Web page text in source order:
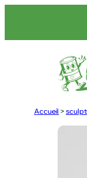
Accueil >